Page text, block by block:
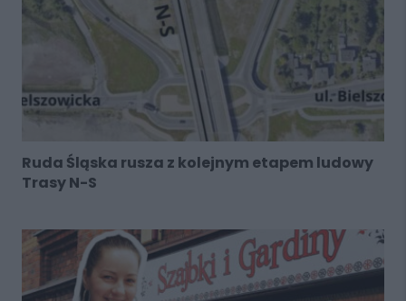
Ruda Śląska rusza z kolejnym etapem ludowy
Trasy N-S